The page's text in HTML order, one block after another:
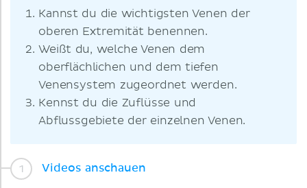
Kannst du die wichtigsten Venen der
oberen Extremität benennen.
Weißt du, welche Venen dem
oberflächlichen und dem tiefen
Venensystem zugeordnet werden.
Kennst du die Zuflüsse und
Abflussgebiete der einzelnen Venen.
Videos anschauen